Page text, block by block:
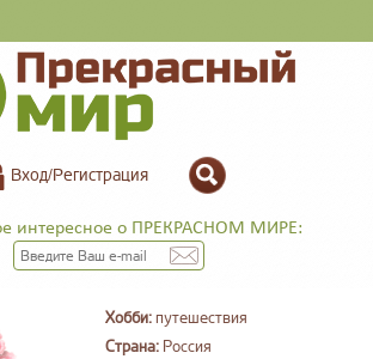
Вход/Регистрация
интересное о ПРЕКРАСНОМ МИРЕ:
Хобби:путешествия
Страна: Россия